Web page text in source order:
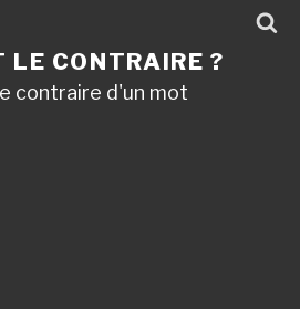
LE CONTRAIRE ?
contraire d'un mot